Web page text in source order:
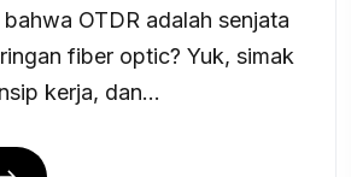
OTDR adalah senjata
fiber optic? Yuk, simak
kerja, dan...